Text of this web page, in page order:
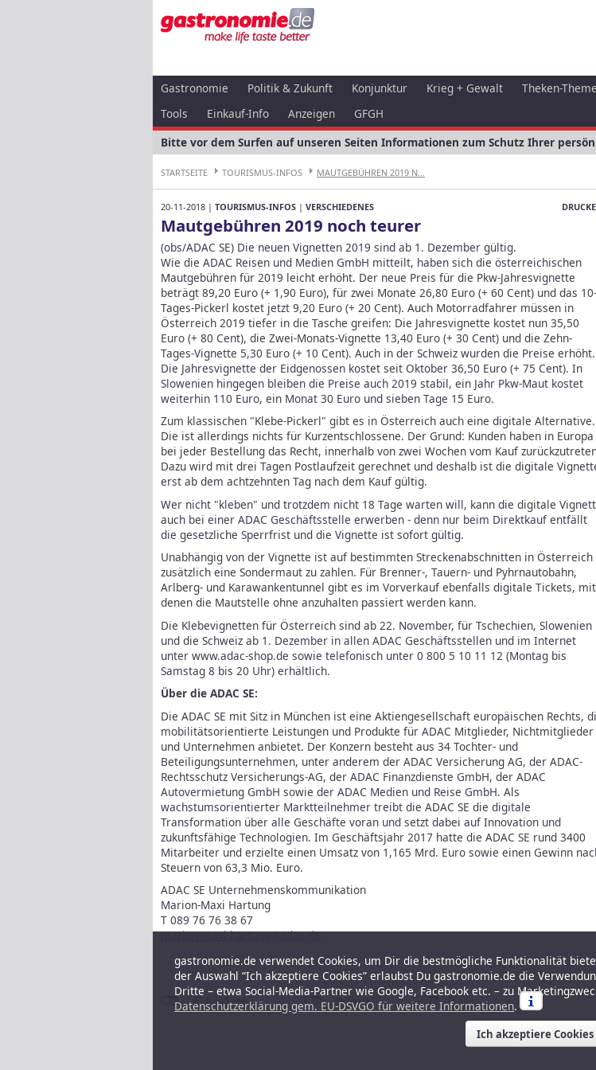
Gastronomie Politik & Zukunft Konjunktur Krieg + Gewalt Theken-
Tools
Einkauf-Info Anzeigen
GFGH
Bitte vor dem Surfen auf unseren Seiten Informationen zum Schutz Ihrer
STARTSEITE TOURISMUS-INFOS MAUTGEBÜHREN 2019 N...
20-11-2018 | TOURISMUS-INFOS | VERSCHIEDENES
Mautgebühren 2019 noch teurer
(obs/ADAC SE) Die neuen Vignetten 2019 sind ab 1. Dezember gültig.
Wie die ADAC Reisen und Medien GmbH mitteilt, haben sich die österreichischen
Mautgebühren für 2019 leicht erhöht. Der neue Preis für die Pkw-Jahresvignette
beträgt 89,20 Euro (+ 1,90 Euro), für zwei Monate 26,80 Euro (+ 60 Cent) und das 10-
Tages-Pickerl kostet jetzt 9,20 Euro (+ 20 Cent). Auch Motorradfahrer müssen in
Österreich 2019 tiefer in die Tasche greifen: Die Jahresvignette kostet nun 35,50
Euro (+ 80 Cent), die Zwei-Monats-Vignette 13,40 Euro (+ 30 Cent) und die Zehn-
Tages-Vignette 5,30 Euro (+ 10 Cent). Auch in der Schweiz wurden die Preise erhöht.
Die Jahresvignette der Eidgenossen kostet seit Oktober 36,50 Euro (+ 75 Cent). In
Slowenien hingegen bleiben die Preise auch 2019 stabil, ein Jahr Pkw-Maut kostet
weiterhin 110 Euro, ein Monat 30 Euro und sieben Tage 15 Euro.
Zum klassischen "Klebe-Pickerl" gibt es in Österreich auch eine digitale Alternative.
Die ist allerdings nichts für Kurzentschlossene. Der Grund: Kunden haben in Europa
bei jeder Bestellung das Recht, innerhalb von zwei Wochen vom Kauf
Dazu wird mit drei Tagen Postlaufzeit gerechnet und deshalb ist die digitale
erst ab dem achtzehnten Tag nach dem Kauf gültig.
Wer nicht "kleben" und trotzdem nicht 18 Tage warten will, kann die digitale
auch bei einer ADAC Geschäftsstelle erwerben - denn nur beim Direktkauf entfällt
die gesetzliche Sperrfrist und die Vignette ist sofort gültig.
Unabhängig von der Vignette ist auf bestimmten Streckenabschnitten in Österreich
zusätzlich eine Sondermaut zu zahlen. Für Brenner-, Tauern- und Pyhrnautobahn,
Arlberg- und Karawankentunnel gibt es im Vorverkauf ebenfalls digitale Tickets, mit
denen die Mautstelle ohne anzuhalten passiert werden kann.
Die Klebevignetten für Österreich sind ab 22. November, für Tschechien, Slowenien
und die Schweiz ab 1. Dezember in allen ADAC Geschäftsstellen und im Internet
unter www.adac-shop.de sowie telefonisch unter 0 800 5 10 11 12 (Montag bis
Samstag 8 bis 20 Uhr) erhältlich.
Über die ADAC SE:
Die ADAC SE mit Sitz in München ist eine Aktiengesellschaft europäischen Rechts,
mobilitätsorientierte Leistungen und Produkte für ADAC Mitglieder, Nichtmitglieder
und Unternehmen anbietet. Der Konzern besteht aus 34 Tochter- und
Beteiligungsunternehmen, unter anderem der ADAC Versicherung AG, der ADAC-
Rechtsschutz Versicherungs-AG, der ADAC Finanzdienste GmbH, der ADAC
Autovermietung GmbH sowie der ADAC Medien und Reise GmbH. Als
wachstumsorientierter Marktteilnehmer treibt die ADAC SE die digitale
Transformation über alle Geschäfte voran und setzt dabei auf Innovation und
zukunftsfähige Technologien. Im Geschäftsjahr 2017 hatte die ADAC SE rund 3400
Mitarbeiter und erzielte einen Umsatz von 1,165 Mrd. Euro sowie einen Gewinn
Steuern von 63,3 Mio. Euro.
ADAC SE Unternehmenskommunikation
Marion-Maxi Hartung
T 089 76 76 38 67
marion-maxi.hartung@adac.de
gastronomie.de verwendet Cookies, um Dir die bestmögliche Funktionalität
der Auswahl “Ich akzeptiere Cookies” erlaubst Du gastronomie.de die
Dritte – etwa Social-Media-Partner wie Google, Facebook etc. – zu
Datenschutzerklärung gem. EU-DSVGO für weitere Informationen.
Ich akzeptiere Cookies